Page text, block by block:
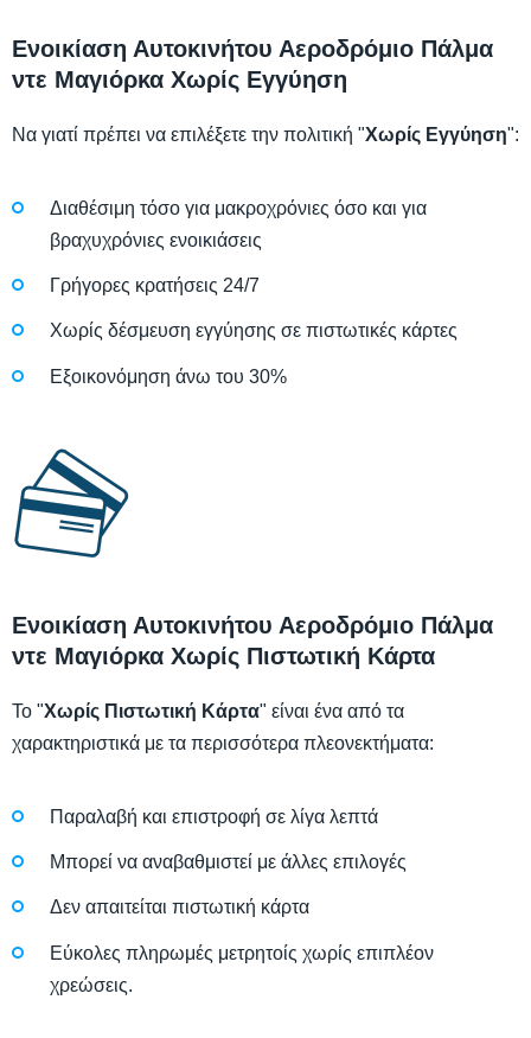
Ενοικίαση Αυτοκινήτου Αεροδρόμιο Πάλμα
ντε Μαγιόρκα Χωρίς Εγγύηση
Να γιατί πρέπει να επιλέξετε την πολιτική "Χωρίς Εγγύηση":
Διαθέσιμη τόσο για μακροχρόνιες όσο και για
βραχυχρόνιες ενοικιάσεις
Γρήγορες κρατήσεις 24/7
Χωρίς δέσμευση εγγύησης σε πιστωτικές κάρτες
Εξοικονόμηση άνω του 30%
Ενοικίαση Αυτοκινήτου Αεροδρόμιο Πάλμα
ντε Μαγιόρκα Χωρίς Πιστωτική Κάρτα
Το "Χωρίς Πιστωτική Κάρτα" είναι ένα από τα
χαρακτηριστικά με τα περισσότερα πλεονεκτήματα:
Παραλαβή και επιστροφή σε λίγα λεπτά
Μπορεί να αναβαθμιστεί με άλλες επιλογές
Δεν απαιτείται πιστωτική κάρτα
Εύκολες πληρωμές μετρητοίς χωρίς επιπλέον
χρεώσεις.